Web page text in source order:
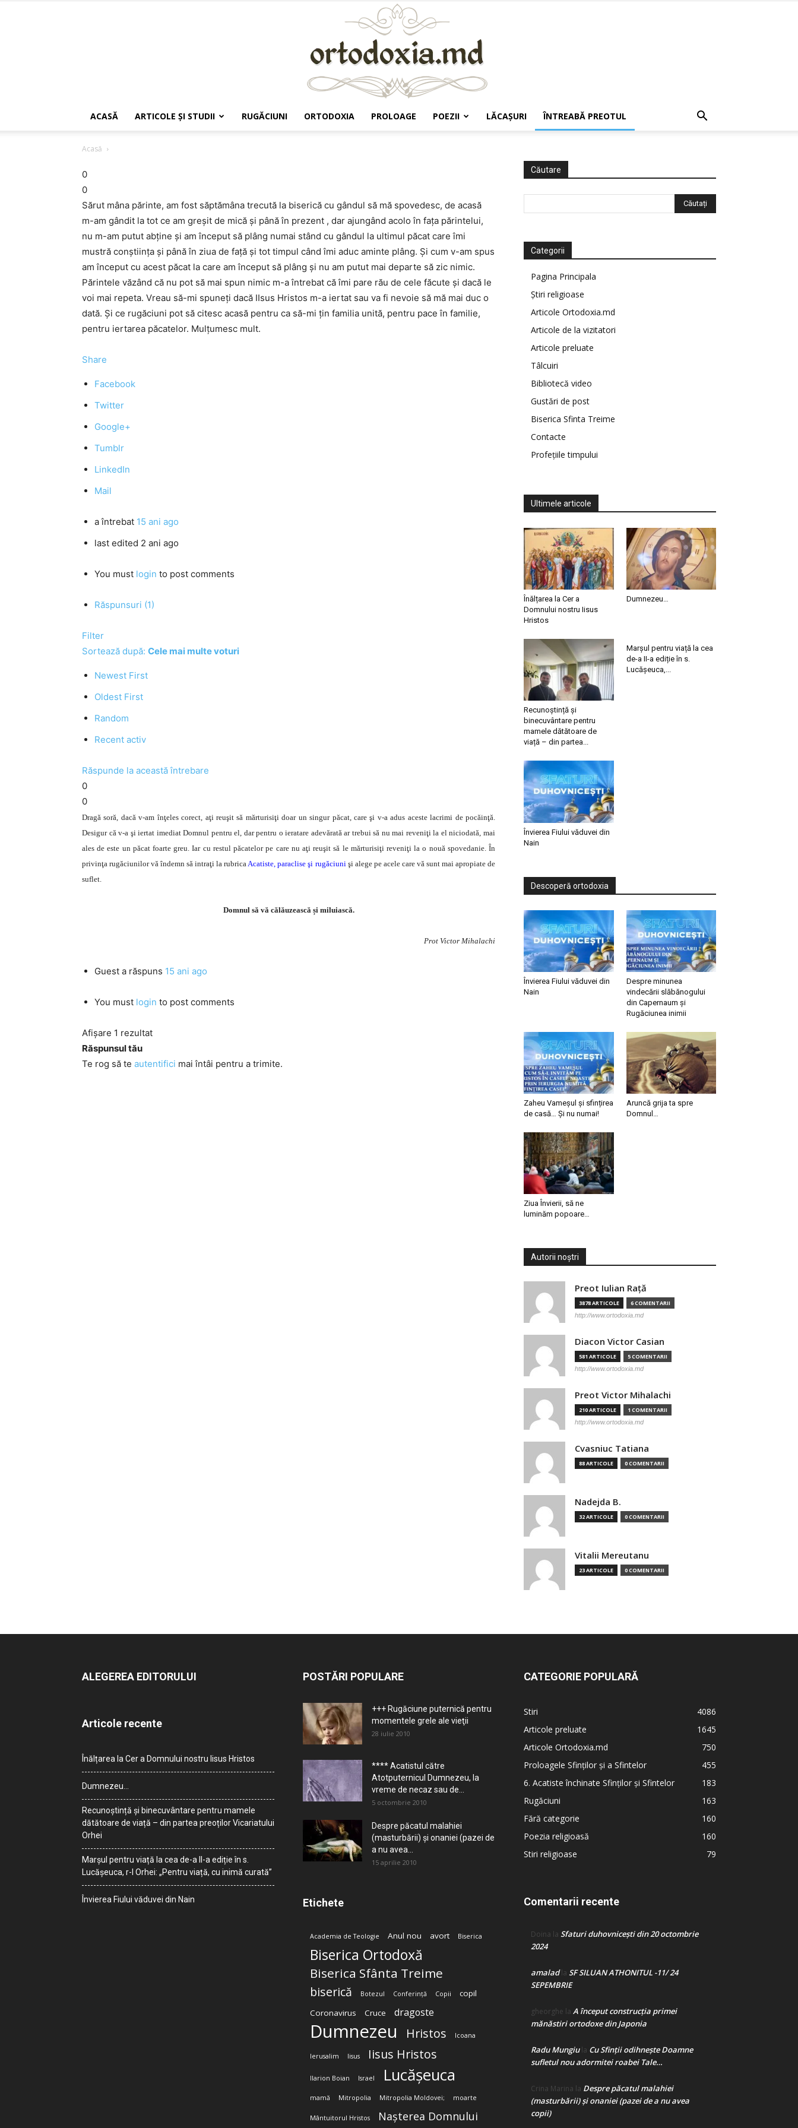
ACASĂ ARTICOLE ŞI STUDII RUGĂCIUNI ORTODOXIA PROLOAGE POEZII LĂCAŞURI ÎNTREABĂ PREOTUL
Acasă
0
0
Sărut mâna părinte, am fost săptămâna trecută la biserică cu gândul să mă spovedesc, de acasă
m-am gândit la tot ce am greşit de mică şi până în prezent , dar ajungând acolo în faţa părintelui,
nu m-am putut abţine şi am început să plâng numai stând cu gândul la ultimul păcat care îmi
mustră conştiinţa şi până în ziua de faţă şi tot timpul când îmi aduc aminte plâng. Şi cum v-am spus
am început cu acest păcat la care am început să plâng şi nu am putut mai departe să zic nimic.
Părintele văzând că nu pot să mai spun nimic m-a întrebat că îmi pare rău de cele făcute şi dacă le
voi mai repeta. Vreau să-mi spuneţi dacă IIsus Hristos m-a iertat sau va fi nevoie să mă mai duc o
dată. Şi ce rugăciuni pot să citesc acasă pentru ca să-mi ţin familia unită, pentru pace în familie,
pentru iertarea păcatelor. Mulţumesc mult.
Share
Facebook
Twitter
Google+
Tumblr
LinkedIn
Mail
a întrebat 15 ani ago
last edited 2 ani ago
You must login to post comments
Răspunsuri (1)
Filter
Sortează după: Cele mai multe voturi
Newest First
Oldest First
Random
Recent activ
Răspunde la această întrebare
0
0
Dragă soră, dacă v-am înţeles corect, aţi reuşit să mărturisiţi doar un singur păcat, care şi v-a adus aceste lacrimi de pocăinţă.
Desigur că v-a şi iertat imediat Domnul pentru el, dar pentru o ieratare adevărată ar trebui să nu mai reveniţi la el niciodată, mai
ales de este un păcat foarte greu. Iar cu restul păcatelor pe care nu aţi reuşit să le mărturisiţi reveniţi la o nouă spovedanie. În
privinţa rugăciunilor vă îndemn să intraţi la rubricaAcatiste, paraclise şi rugăciunişi alege pe acele care vă sunt mai apropiate de
suflet.
Domnul să vă călăuzească și miluiască.
Prot Victor Mihalachi
Guest a răspuns 15 ani ago
You must login to post comments
Afișare 1 rezultat
Răspunsul tău
Te rog să te autentifici mai întâi pentru a trimite.
Căutare
Categorii
Pagina Principala
Știri religioase
Articole Ortodoxia.md
Articole de la vizitatori
Articole preluate
Tâlcuiri
Bibliotecă video
Gustări de post
Biserica Sfinta Treime
Contacte
Profețiile timpului
Ultimele articole
Înălțarea la Cer a
Domnului nostru Iisus
Hristos
Dumnezeu…
Recunoștință și
binecuvântare pentru
mamele dătătoare de
viață – din partea...
Marșul pentru viață la cea
de-a II-a ediție în s.
Lucășeuca,...
Învierea Fiului văduvei din
Nain
Descoperă ortodoxia
Învierea Fiului văduvei din
Nain
Despre minunea
vindecării slăbănogului
din Capernaum și
Rugăciunea inimii
Zaheu Vameșul și sfințirea
de casă… Și nu numai!
Aruncă grija ta spre
Domnul…
Ziua Învierii, să ne
luminăm popoare…
Autorii noștri
Preot Iulian Raţă
3878 ARTICOLE 6 COMENTARII
http://www.ortodoxia.md
Diacon Victor Casian
581 ARTICOLE 5 COMENTARII
http://www.ortodoxia.md
Preot Victor Mihalachi
210 ARTICOLE 1 COMENTARII
http://www.ortodoxia.md
Cvasniuc Tatiana
88 ARTICOLE 0 COMENTARII
Nadejda B.
32 ARTICOLE 0 COMENTARII
Vitalii Mereutanu
23 ARTICOLE 0 COMENTARII
ALEGEREA EDITORULUI
Articole recente
Înălțarea la Cer a Domnului nostru Iisus Hristos
Dumnezeu…
Recunoștință și binecuvântare pentru mamele
dătătoare de viață – din partea preoților Vicariatului
Orhei
Marșul pentru viață la cea de-a II-a ediție în s.
Lucășeuca, r-l Orhei: „Pentru viață, cu inimă curată”
Învierea Fiului văduvei din Nain
POSTĂRI POPULARE
+++ Rugăciune puternică pentru
momentele grele ale vieţii
28 iulie 2010
**** Acatistul către
Atotputernicul Dumnezeu, la
vreme de necaz sau de...
5 octombrie 2010
Despre păcatul malahiei
(masturbării) şi onaniei (pazei de
a nu avea...
15 aprilie 2010
Etichete
Academia de Teologie Anul nou avort Biserica
Biserica Ortodoxă
Biserica Sfânta Treime
biserică Botezul Conferință Copii
copil
Coronavirus
Cruce dragoste
Dumnezeu Hristos Icoana
Ierusalim Iisus Iisus Hristos
Ilarion Boian Israel Lucășeuca
mamă Mitropolia Mitropolia Moldovei; moarte
Mântuitorul Hristos Nașterea Domnului
CATEGORIE POPULARĂ
Stiri
4086
Articole preluate
1645
Articole Ortodoxia.md
750
Proloagele Sfinților și a Sfintelor
455
6. Acatiste închinate Sfinților și Sfintelor
183
Rugăciuni
163
Fără categorie
160
Poezia religioasă
160
Stiri religioase
79
Comentarii recente
Doina la Sfaturi duhovnicești din 20 octombrie
2024
amaladla SF SILUAN ATHONITUL -11/ 24
SEPEMBRIE
gheorghe la A început construcţia primei
mănăstiri ortodoxe din Japonia
Radu Mungiula Cu Sfinții odihnește Doamne
sufletul nou adormitei roabei Tale…
Crina Marina la Despre păcatul malahiei
(masturbării) şi onaniei (pazei de a nu avea
copii)